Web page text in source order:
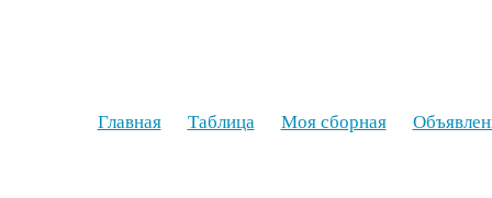
Главная Таблица Моя сборная